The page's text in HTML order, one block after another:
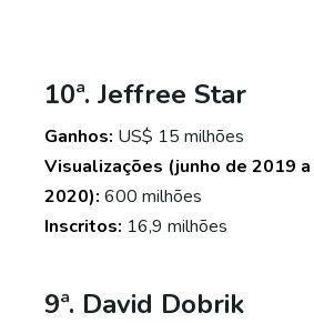
10ª. Jeffree Star
Ganhos: US$ 15 milhões
Visualizações (junho de 2019 a
2020): 600 milhões
Inscritos: 16,9 milhões
9ª. David Dobrik